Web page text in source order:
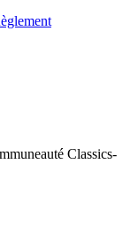
Classics-